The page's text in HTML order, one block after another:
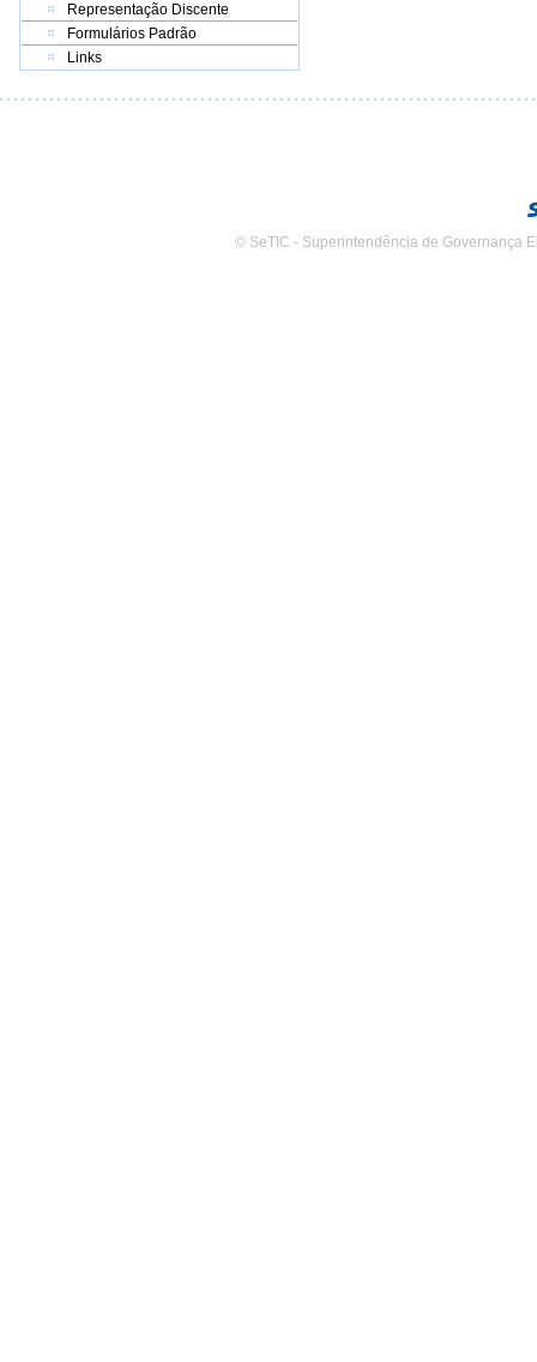
Representação Discente
Formulários Padrão
Links
© SeTIC - Superintendência de Governança